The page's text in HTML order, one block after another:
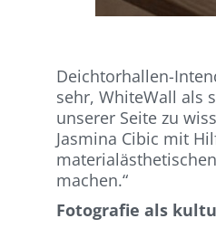
Deichtorhallen-
sehr, WhiteWall als
unserer Seite zu
Jasmina Cibic mit
machen.“
Fotografie als